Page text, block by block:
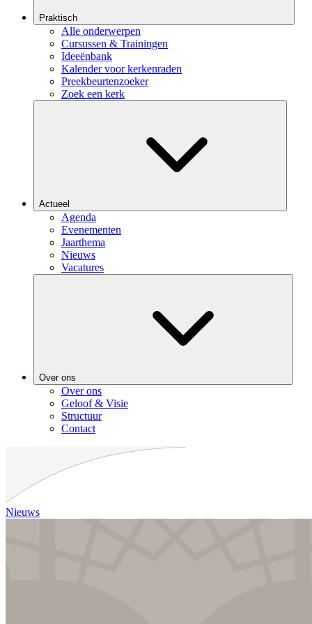
Praktisch
Alle onderwerpen
Cursussen & Trainingen
Ideeënbank
Kalender voor kerkenraden
Preekbeurtenzoeker
Zoek een kerk
Actueel
Agenda
Evenementen
Jaarthema
Nieuws
Vacatures
Over ons
Over ons
Geloof & Visie
Structuur
Contact
Nieuws